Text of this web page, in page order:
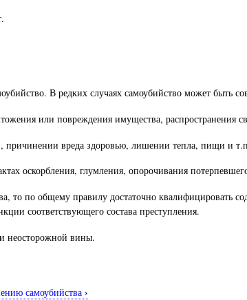
В редких случаях самоубийство может быть
или повреждения имущества, распространения
причинении вреда здоровью, лишении тепла, пищи и
оскорбления, глумления, опорочивания
то по общему правилу достаточно квалифицировать
соответствующего состава преступления.
неосторожной вины.
самоубийства ›